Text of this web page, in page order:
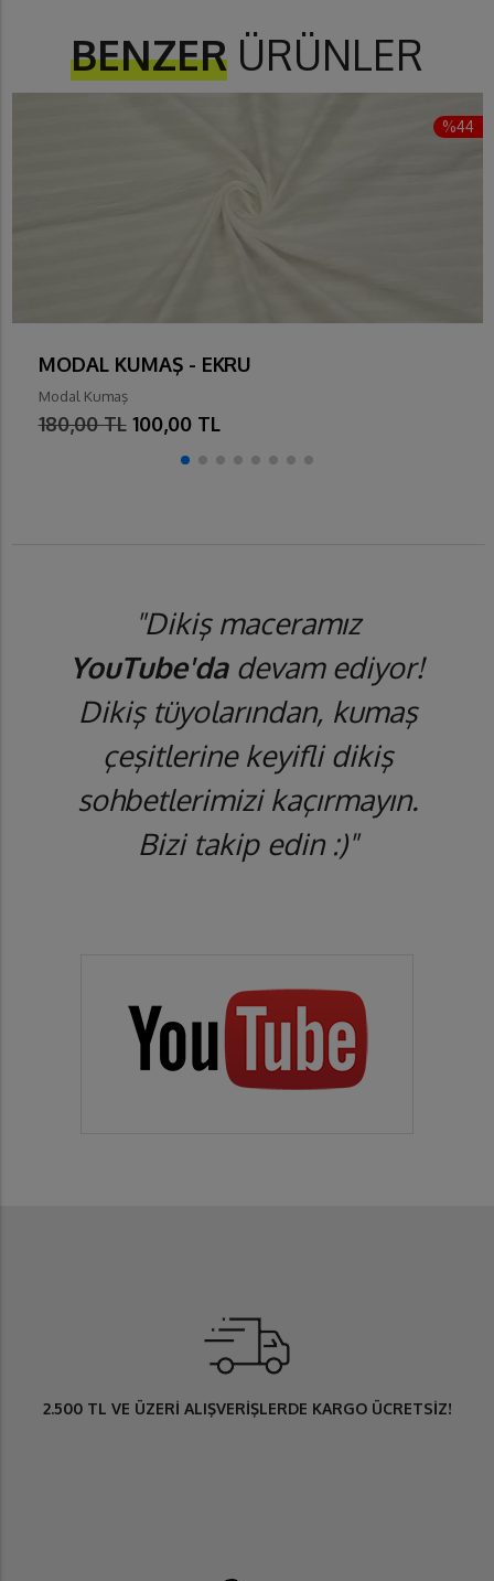
BENZER ÜRÜNLER
%44
MODAL KUMAŞ - EKRU
Modal Kumaş
180,00 TL 100,00 TL
"Dikiş maceramız
YouTube'dadevam ediyor!
Dikiş tüyolarından, kumaş
çeşitlerine keyifli dikiş
sohbetlerimizi kaçırmayın.
Bizi takip edin :)"
2.500 TL VE ÜZERİ ALIŞVERİŞLERDE KARGO ÜCRETSİZ!